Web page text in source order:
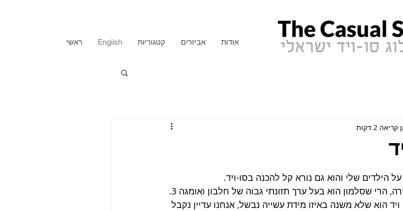
ראשי English קטגוריות אביזרים אודות
2 דקות
הילדים שלי והוא גם נורא קל להכנה בסו-ויד.
הרי שסלמון הוא בעל ערך תזונתי גבוה של חלבון ואומגה 3.
הוא שלא משנה באיזו מידת עשייה נבשל, אנחנו עדיין נקבל